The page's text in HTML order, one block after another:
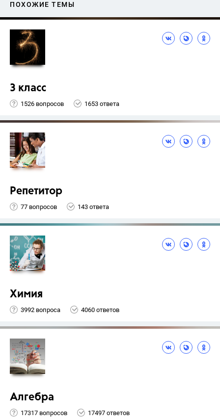
ПОХОЖИЕ ТЕМЫ
3 класс
1526 вопросов 1653 ответа
Репетитор
77 вопросов 143 ответа
Химия
3992 вопроса 4060 ответов
Алгебра
17317 вопросов 17497 ответов